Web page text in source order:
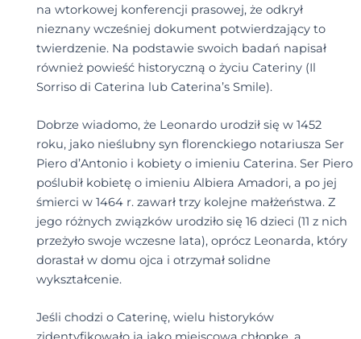
na wtorkowej konferencji prasowej, że odkrył
nieznany wcześniej dokument potwierdzający to
twierdzenie. Na podstawie swoich badań napisał
również powieść historyczną o życiu Cateriny (Il
Sorriso di Caterina lub Caterina’s Smile).
Dobrze wiadomo, że Leonardo urodził się w 1452
roku, jako nieślubny syn florenckiego notariusza Ser
Piero d’Antonio i kobiety o imieniu Caterina. Ser Piero
poślubił kobietę o imieniu Albiera Amadori, a po jej
śmierci w 1464 r. zawarł trzy kolejne małżeństwa. Z
jego różnych związków urodziło się 16 dzieci (11 z nich
przeżyło swoje wczesne lata), oprócz Leonarda, który
dorastał w domu ojca i otrzymał solidne
wykształcenie.
Jeśli chodzi o Caterinę, wielu historyków